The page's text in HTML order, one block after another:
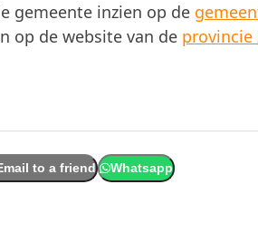
gemeente inzien op de
op de website van de provincie
to a friend Whatsapp